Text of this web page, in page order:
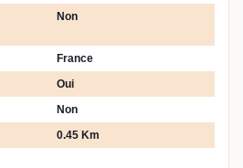
Non
France
Oui
Non
0.45 Km